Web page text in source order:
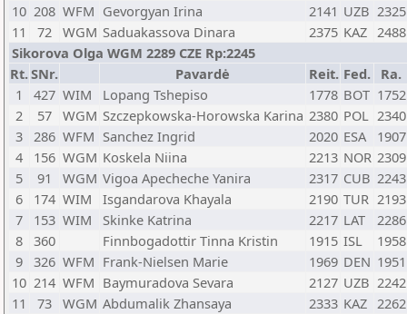
10 208 WFM Gevorgyan Irina 2141 UZB 2325
11
72 WGM Saduakassova Dinara 2375 KAZ 2488
Sikorova Olga WGM 2289 CZE Rp:2245
Rt.SNr. Pavardė Reit. Fed. Ra.
1
427 WIM Lopang Tshepiso 1778 BOT 1752
2
57 WGM Szczepkowska-Horowska Karina 2380 POL 2340
3
286 WFM Sanchez Ingrid 2020 ESA
1907
4
156 WGM Koskela Niina 2213 NOR 2309
5
91 WGM Vigoa Apecheche Yanira 2317 CUB 2243
6
174 WIM Isgandarova Khayala 2190 TUR 2193
7
153 WIM Skinke Katrina 2217 LAT
2286
8
360 Finnbogadottir Tinna Kristin 1915 ISL
1958
9
326 WFM Frank-Nielsen Marie 1969 DEN 1951
10 214 WFM Baymuradova Sevara 2127 UZB 2242
11
73 WGM Abdumalik Zhansaya 2333 KAZ 2262